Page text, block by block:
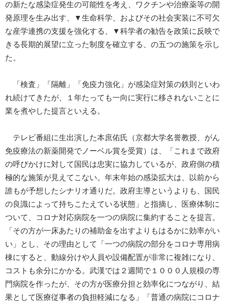
の新たな感染症発生の可能性を考え、ワクチンや治療薬等の開
発原理を生み出す、▼生命科学、およびその社会実装に不可欠
な産学連携の支援を強化する、▼科学者の勧告を政策に反映で
きる長期的展望に立った制度を確立する、の五つの施策を示し
た。
「検査」「隔離」「免疫力強化」が感染症対策の鉄則といわ
れ続けてきたが、１年たっても一向に実行に移されないことに
業を煮やした提言といえる。
テレビ番組に生出演した本庶佑氏（京都大学名誉教授、がん
免疫療法の新薬開発でノーベル賞を受賞）は、「これまで政府
の呼びかけに対して国民は忠実に協力しているが、政府側の積
極的な施策が見えてこない。年末年始の感染拡大は、以前から
誰もが予想したシナリオ通りだ。政府主導というよりも、国民
の良識によって持ちこたえている状態」と指摘し、医療体制に
ついて、コロナ対応病院を一つの病院に集約することを提言。
「その方が一床あたりの補助金を出すよりもはるかに効率がい
い」とし、その理由として「一つの病院の部分をコロナ専用病
棟にすると、動線分けや人員や設備配置が非常に複雑になり、
コストも余分にかかる。武漢では２週間で１０００人規模の専
門病院を作ったが、その方が医療分担と効率化につながり、結
果として医療従事者の負担軽減になる」「普通の病院にコロナ